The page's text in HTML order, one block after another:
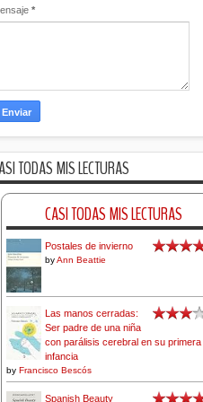
*
TODAS MIS LECTURAS
CASI TODAS MIS LECTURAS
Postales de invierno
byAnn Beattie
Las manos cerradas:
Ser padre de una niña
con parálisis cerebral en su primera
infancia
by Francisco Bescós
Spanish Beauty